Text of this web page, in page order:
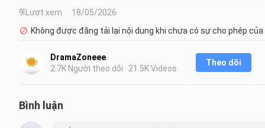
9 Lượt xem
18/05/2026
Không được đăng tải lại nội dung khi chưa có sự cho phép
DramaZoneee
2.7K Người theo dõi · 21.5K Videos
Theo dõi
Bình luận